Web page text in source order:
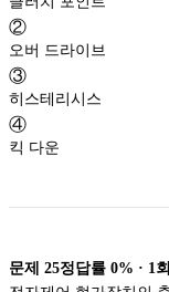
②
오버 드라이브
③
히스테리시스
④
킥 다운
문제 25정답률 0% · 1 회